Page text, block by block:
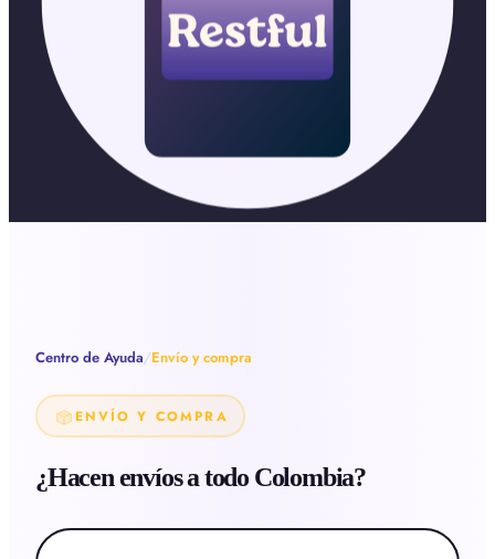
Restful
Centro de Ayuda/Envío y compra
ENVÍO Y COMPRA
¿Hacen envíos a todo Colombia?